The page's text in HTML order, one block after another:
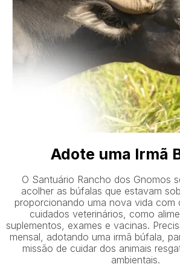
Adote uma Irmã
O Santuário Rancho dos Gnomos
acolher as búfalas que estavam
proporcionando uma nova vida com
cuidados veterinários, como
suplementos, exames e vacinas.
mensal, adotando uma irmã búfala,
missão de cuidar dos animais
ambientais.